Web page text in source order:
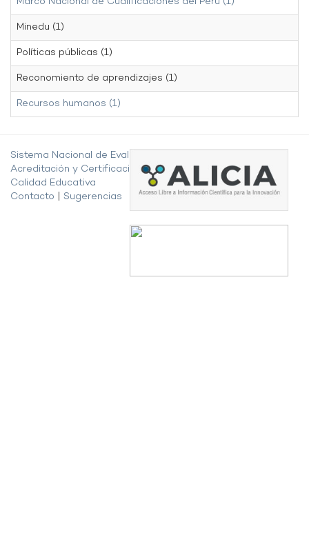
Minedu (1)
Políticas públicas (1)
Reconomiento de aprendizajes (1)
Recursos humanos (1)
Sistema Nacional de Evaluación,
Acreditación y Certificación de la
Calidad Educativa
Contacto
Sugerencias